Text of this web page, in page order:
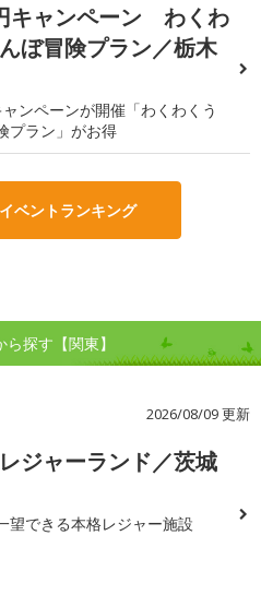
キャンペーン わくわ
ぼ冒険プラン／栃木
ンペーンが開催「わくわくう
プラン」がお得
ベントランキング
探す【関東】
2026/08/09 更新
ジャーランド／茨城
望できる本格レジャー施設